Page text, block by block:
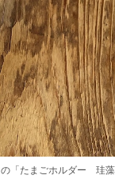
「たまごホルダー 珪藻